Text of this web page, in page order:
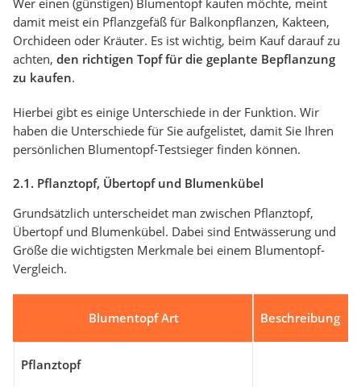
Wer einen (günstigen) Blumentopf kaufen möchte, meint
damit meist ein Pflanzgefäß für Balkonpflanzen, Kakteen,
Orchideen oder Kräuter. Es ist wichtig, beim Kauf darauf zu
achten, den richtigen Topf für die geplante Bepflanzung
zu kaufen.
Hierbei gibt es einige Unterschiede in der Funktion. Wir
haben die Unterschiede für Sie aufgelistet, damit Sie Ihren
persönlichen Blumentopf-Testsieger finden können.
2.1. Pflanztopf, Übertopf und Blumenkübel
Grundsätzlich unterscheidet man zwischen Pflanztopf,
Übertopf und Blumenkübel. Dabei sind Entwässerung und
Größe die wichtigsten Merkmale bei einem Blumentopf-
Vergleich.
Blumentopf Art Beschreibung
Pflanztopf